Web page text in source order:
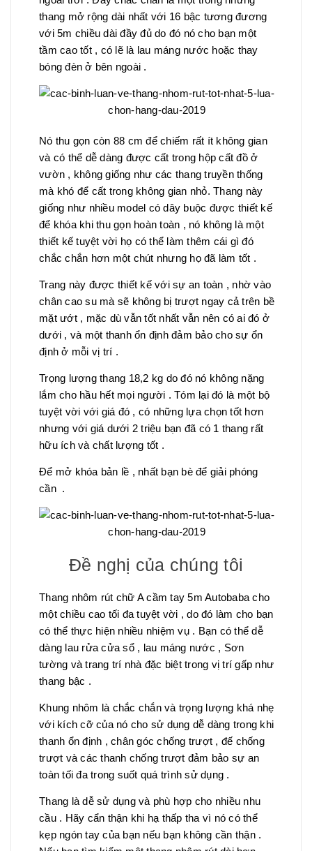
thang mở rộng dài nhất với 16 bậc tương đương
với 5m chiều dài đầy đủ do đó nó cho bạn một
tầm cao tốt , có lẽ là lau máng nước hoặc thay
bóng đèn ở bên ngoài .
Nó thu gọn còn 88 cm để chiếm rất ít không gian
và có thể dễ dàng được cất trong hộp cất đồ ở
vườn , không giống như các thang truyền thống
mà khó để cất trong không gian nhỏ. Thang này
giống như nhiều model có dây buộc được thiết kế
để khóa khi thu gọn hoàn toàn , nó không là một
thiết kế tuyệt vời họ có thể làm thêm cái gì đó
chắc chắn hơn một chút nhưng họ đã làm tốt .
Trang này được thiết kế với sự an toàn , nhờ vào
chân cao su mà sẽ không bị trượt ngay cả trên bề
mặt ướt , mặc dù vẫn tốt nhất vẫn nên có ai đó ở
dưới , và một thanh ổn định đảm bảo cho sự ổn
định ở mỗi vị trí .
Trọng lượng thang 18,2 kg do đó nó không nặng
lắm cho hầu hết mọi người . Tóm lại đó là một bộ
tuyệt vời với giá đó , có những lựa chọn tốt hơn
nhưng với giá dưới 2 triệu bạn đã có 1 thang rất
hữu ích và chất lượng tốt .
Để mở khóa bản lề , nhất bạn bè để giải phóng
cần .
Đề nghị của chúng tôi
Thang nhôm rút chữ A cầm tay 5m Autobaba cho
một chiều cao tối đa tuyệt vời , do đó làm cho bạn
có thể thực hiện nhiều nhiệm vụ . Bạn có thể dễ
dàng lau rửa cửa sổ , lau máng nước , Sơn
tường và trang trí nhà đặc biệt trong vị trí gấp như
thang bậc .
Khung nhôm là chắc chắn và trọng lượng khá nhẹ
với kích cỡ của nó cho sử dụng dễ dàng trong khi
thanh ổn định , chân góc chống trượt , đế chống
trượt và các thanh chống trượt đảm bảo sự an
toàn tối đa trong suốt quá trình sử dụng .
Thang là dễ sử dụng và phù hợp cho nhiều nhu
cầu . Hãy cẩn thận khi hạ thấp tha vì nó có thể
kẹp ngón tay của bạn nếu bạn không cần thận .